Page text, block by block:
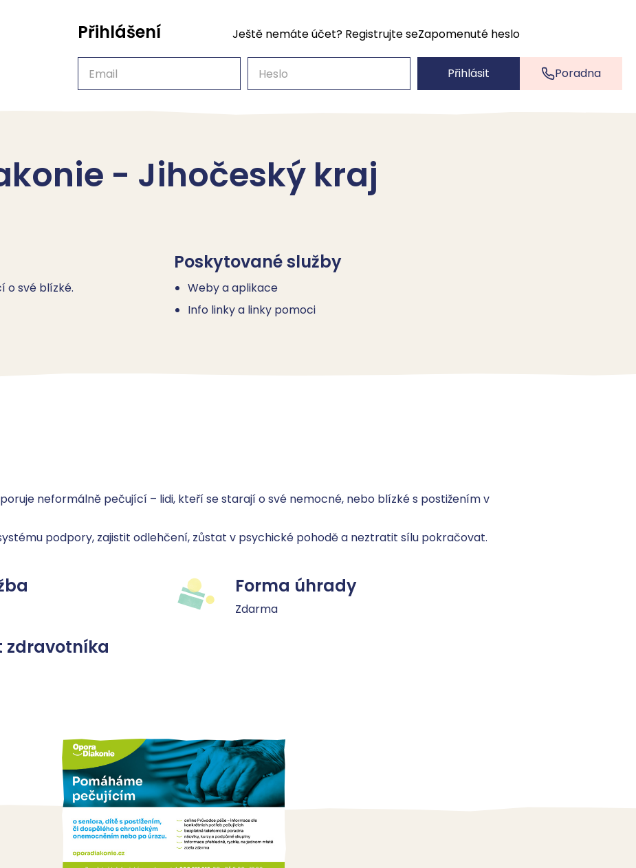
Poradna
Přihlášení Ještě nemáte účet? Registrujte seZapomenuté heslo
Přihlásit
- Jihočeský kraj
o své blízké.
Poskytované služby
Weby a aplikace
Info linky a linky pomoci
neformálně pečující – lidi, kteří se starají o své nemocné, nebo blízké s postižením v
podpory, zajistit odlehčení, zůstat v psychické pohodě a neztratit sílu pokračovat.
Forma úhrady
Zdarma
zdravotníka